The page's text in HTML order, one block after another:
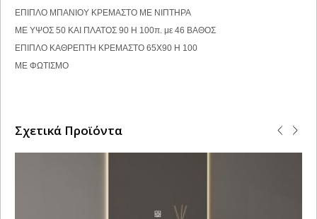
ΕΠΙΠΛΟ ΜΠΑΝΙΟΥ ΚΡΕΜΑΣΤΟ ΜΕ ΝΙΠΤΗΡΑ
ΜΕ ΥΨΟΣ 50 ΚΑΙ ΠΛΑΤΟΣ 90 Η 100π. με 46 ΒΑΘΟΣ
ΕΠΙΠΛΟ ΚΑΘΡΕΠΤΗ ΚΡΕΜΑΣΤΟ 65Χ90 Η 100
ΜΕ ΦΩΤΙΣΜΟ
Σχετικά Προϊόντα